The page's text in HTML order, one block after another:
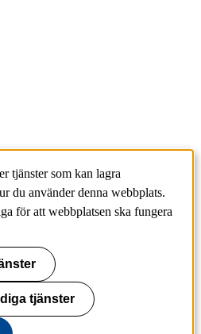
tjänster som kan lagra
du använder denna webbplats.
för att webbplatsen ska fungera
tjänster